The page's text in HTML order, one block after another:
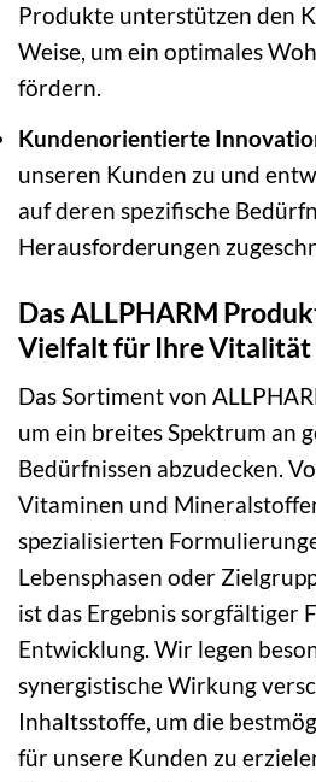
Produkte unterstützen den
Weise, um ein optimales
fördern.
Kundenorientierte
unseren Kunden zu und
auf deren spezifische
Herausforderungen
Das ALLPHARM
Vielfalt für Ihre Vitalität
Das Sortiment von
um ein breites Spektrum an
Bedürfnissen abzudecken.
Vitaminen und
spezialisierten
Lebensphasen oder
ist das Ergebnis sorgfältiger
Entwicklung. Wir legen
synergistische Wirkung
Inhaltsstoffe, um die
für unsere Kunden zu